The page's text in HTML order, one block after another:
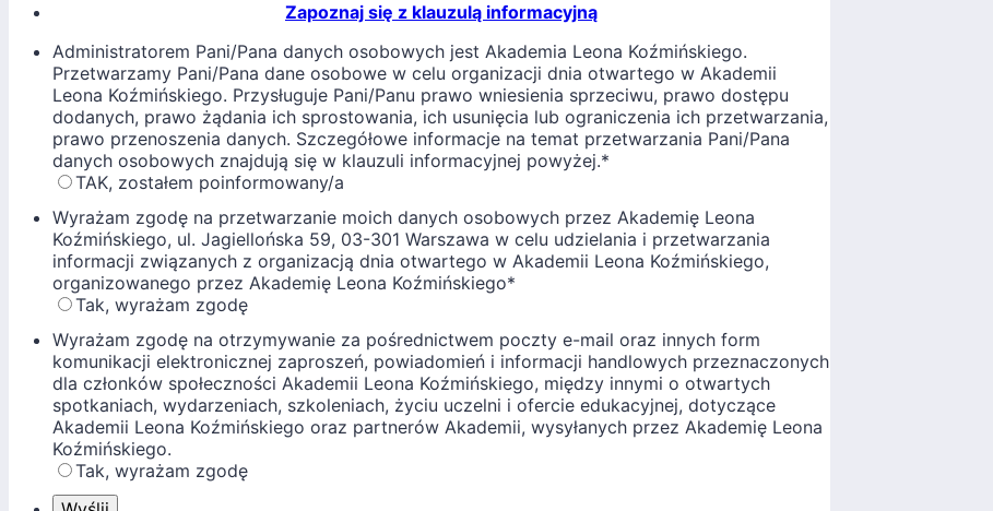
Zapoznaj się z klauzulą informacyjną
Administratorem Pani/Pana danych osobowych jest Akademia Leona Koźmińskiego.
Przetwarzamy Pani/Pana dane osobowe w celu organizacji dnia otwartego w Akademii
Leona Koźmińskiego. Przysługuje Pani/Panu prawo wniesienia sprzeciwu, prawo dostępu
dodanych, prawo żądania ich sprostowania, ich usunięcia lub ograniczenia ich przetwarzania,
prawo przenoszenia danych. Szczegółowe informacje na temat przetwarzania Pani/Pana
danych osobowych znajdują się w klauzuli informacyjnej powyżej.*
TAK, zostałem poinformowany/a
Wyrażam zgodę na przetwarzanie moich danych osobowych przez Akademię Leona
Koźmińskiego, ul. Jagiellońska 59, 03-301 Warszawa w celu udzielania i przetwarzania
informacji związanych z organizacją dnia otwartego w Akademii Leona Koźmińskiego,
organizowanego przez Akademię Leona Koźmińskiego*
Tak, wyrażam zgodę
Wyrażam zgodę na otrzymywanie za pośrednictwem poczty e-mail oraz innych form
komunikacji elektronicznej zaproszeń, powiadomień i informacji handlowych przeznaczonych
dla członków społeczności Akademii Leona Koźmińskiego, między innymi o otwartych
spotkaniach, wydarzeniach, szkoleniach, życiu uczelni i ofercie edukacyjnej, dotyczące
Akademii Leona Koźmińskiego oraz partnerów Akademii, wysyłanych przez Akademię Leona
Koźmińskiego.
Tak, wyrażam zgodę